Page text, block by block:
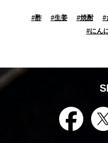
#酢 #生姜 #焼酎 #
#にん